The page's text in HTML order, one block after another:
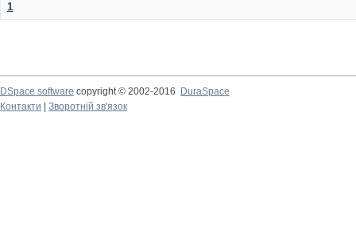
1
DSpace software copyright © 2002-2016
DuraSpace
Контакти
Зворотній зв'язок